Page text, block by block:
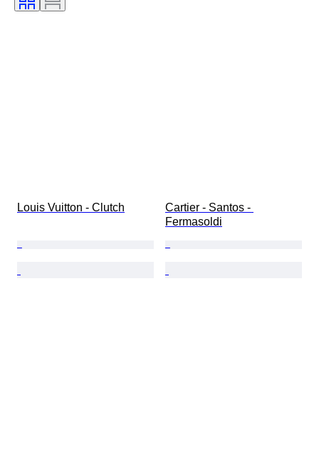
Titolo
Louis Vuitton - Clutch
Cartier - Santos -
Fermasoldi